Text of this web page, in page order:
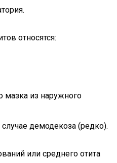
относятся:
мазка из наружного
демодекоза (редко).
или среднего отита